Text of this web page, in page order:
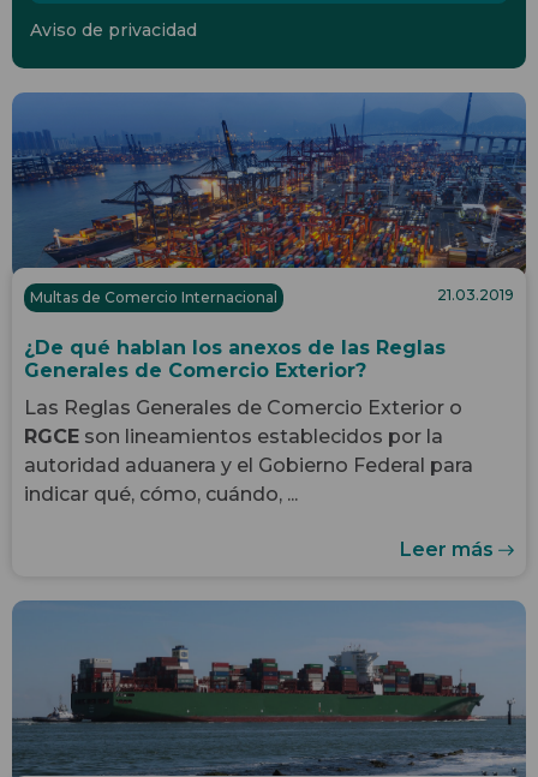
Aviso de privacidad
Multas de Comercio Internacional 21.03.2019
¿De qué hablan los anexos de las Reglas
Generales de Comercio Exterior?
Las Reglas Generales de Comercio Exterior o
RGCE son lineamientos establecidos por la
autoridad aduanera y el Gobierno Federal para
indicar qué, cómo, cuándo, ...
Leer más